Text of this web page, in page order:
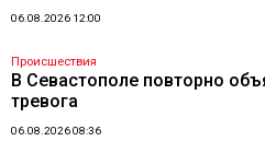
06.08.2026 12:00
Происшествия
В Севастополе повторно
тревога
06.08.2026 08:36